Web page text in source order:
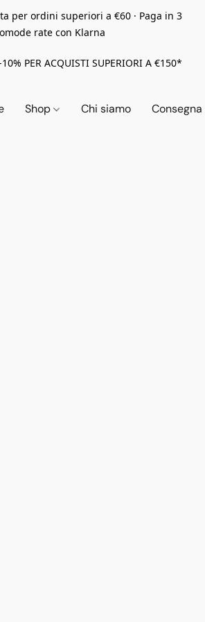
per ordini superiori a €60 · Paga in 3
rate con Klarna
PER ACQUISTI SUPERIORI A €150*
Shop Chi siamo Consegna